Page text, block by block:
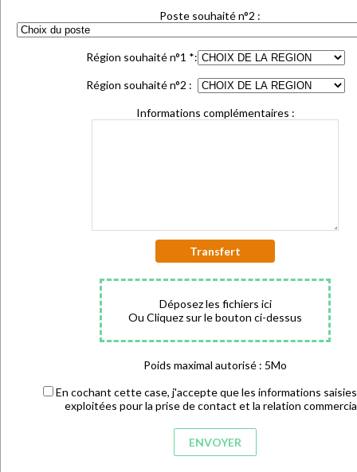
Poste souhaité n°2 :
Région souhaité n°1 *:
Région souhaité n°2 :
Informations complémentaires :
Transfert
Déposez les fichiers ici
Ou Cliquez sur le bouton ci-dessus
Poids maximal autorisé : 5Mo
En cochant cette case, j'accepte que les informations
exploitées pour la prise de contact et la relation